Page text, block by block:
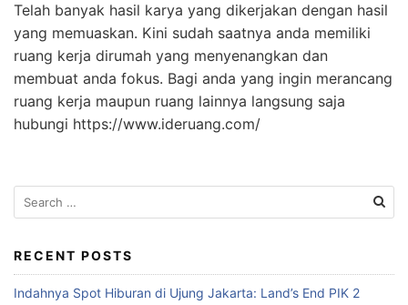
Telah banyak hasil karya yang dikerjakan dengan hasil
yang memuaskan. Kini sudah saatnya anda memiliki
ruang kerja dirumah yang menyenangkan dan
membuat anda fokus. Bagi anda yang ingin merancang
ruang kerja maupun ruang lainnya langsung saja
hubungi https://www.ideruang.com/
e
r
c
h
RECENT POSTS
Indahnya Spot Hiburan di Ujung Jakarta: Land’s End PIK 2